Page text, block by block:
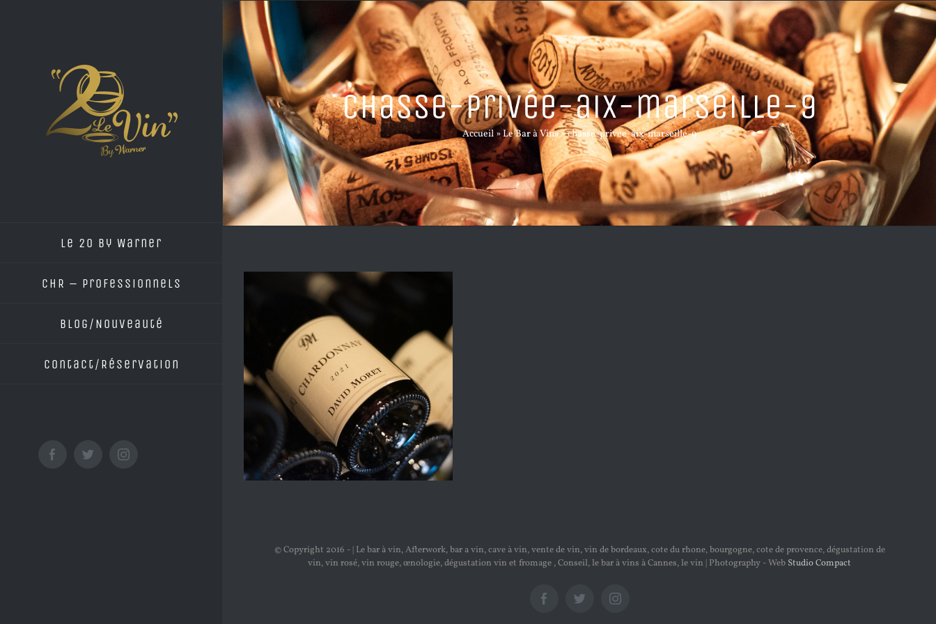
Le 20 by Warner
CHR – Professionnels
Blog/Nouveauté
Contact/Réservation
FacebookTwitterInstagram
chasse-privée-aix-marseille-9
Accueil »Le Bar à Vins»chasse-privée-aix-marseille-9
© Copyright 2016 - | Le bar à vin, Afterwork, bar a vin, cave à vin, vente de vin, vin de bordeaux, cote du rhone, bourgogne, cote de provence, dégustation de
vin, vin rosé, vin rouge, œnologie, dégustation vin et fromage , Conseil, le bar à vins à Cannes, le vin | Photography - Web Studio Compact
FacebookTwitterInstagram